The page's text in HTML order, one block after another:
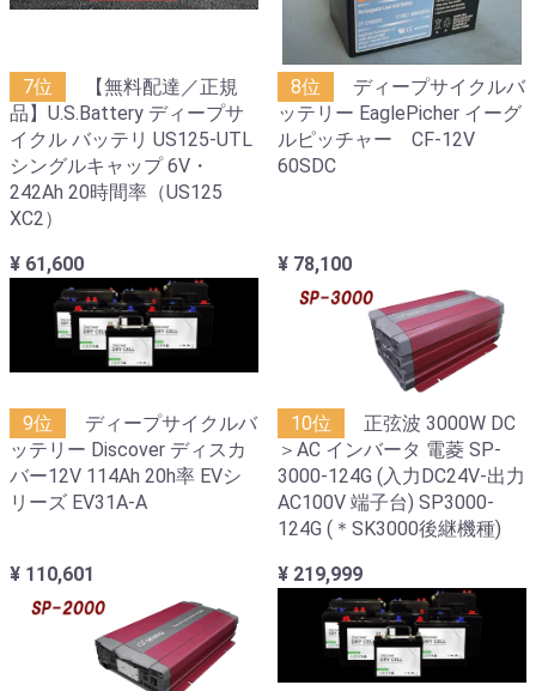
7位
【無料配達／正規
品】U.S.Battery ディープサ
イクル バッテリ US125-UTL
シングルキャップ 6V・
242Ah 20時間率（US125
XC2）
¥ 61,600
8位
ディープサイクルバ
ッテリー EaglePicher イーグ
ルピッチャー CF-12V
60SDC
¥ 78,100
9位
ディープサイクルバ
ッテリー Discover ディスカ
バー12V 114Ah 20h率 EVシ
リーズ EV31A-A
¥ 110,601
10位
正弦波 3000W DC
＞AC インバータ 電菱 SP-
3000-124G (入力DC24V-出力
AC100V 端子台) SP3000-
124G (＊SK3000後継機種)
¥ 219,999